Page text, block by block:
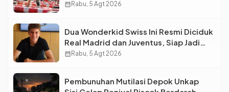
Makin Pecah
calendar_month Rabu, 5 Agt 2026
Dua Wonderkid Swiss Ini Resmi Diciduk
Real Madrid dan Juventus, Siap Jadi
Bintang Baru Eropa
calendar_month Rabu, 5 Agt 2026
Pembunuhan Mutilasi Depok Unkap